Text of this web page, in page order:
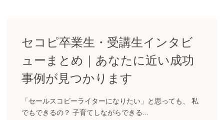
セコピ卒業生・受講生インタビ
ューまとめ｜あなたに近い成功
事例が見つかります
「セールスコピーライターになりたい」と思っても、 私
でもできるの？ 子育てしながらできる...